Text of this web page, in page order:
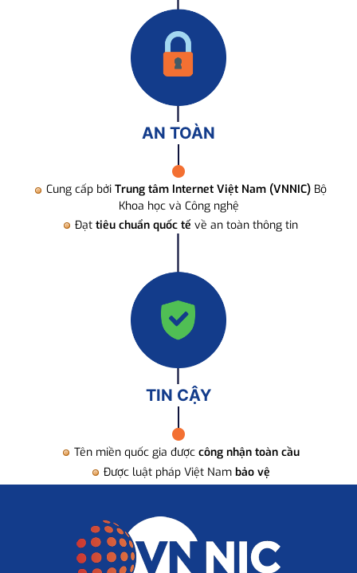
AN TOÀN
Cung cấp bởi Trung tâm Internet Việt Nam (VNNIC) Bộ
Khoa học và Công nghệ
Đạt tiêu chuẩn quốc tế về an toàn thông tin
TIN CẬY
Tên miền quốc gia được công nhận toàn cầu
Được luật pháp Việt Nam bảo vệ